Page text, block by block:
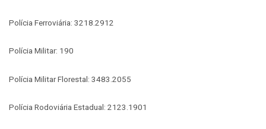
Polícia Ferroviária: 3218.2912
Polícia Militar: 190
Polícia Militar Florestal: 3483.2055
Polícia Rodoviária Estadual: 2123.1901